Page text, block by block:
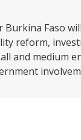
Faso
reform,
and medium